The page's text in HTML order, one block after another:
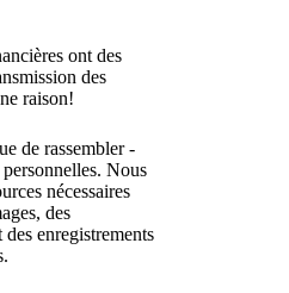
ont des
des
raison!
de rassembler -
personnelles. Nous
nécessaires
des
enregistrements